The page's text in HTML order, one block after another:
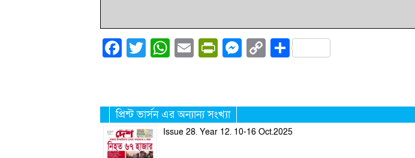
Facebook
Twitter
WhatsApp
EmailPrintFriendly
Messenger
CopyShare
প্রিন্ট ভার্সন এর অন্যান্য সংখ্যা
Issue 28. Year 12. 10-16 Oct.2025